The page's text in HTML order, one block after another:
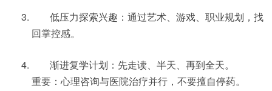
低压力探索兴趣：通过艺术、游戏、职业规划，找
回掌控感。
渐进复学计划：先走读、半天、再到全天。
重要：心理咨询与医院治疗并行，不要擅自停药。